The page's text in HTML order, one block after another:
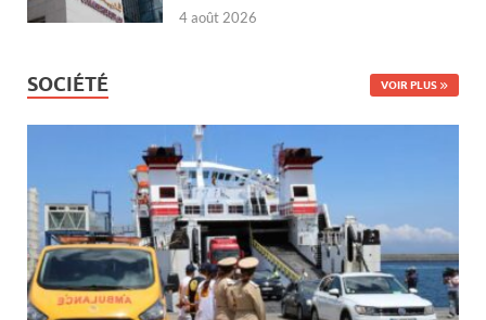
4 août 2026
SOCIÉTÉ VOIR PLUS